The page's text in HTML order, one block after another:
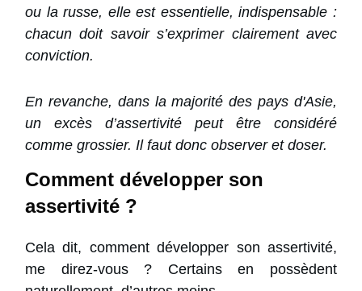
ou la russe, elle est essentielle, indispensable :
chacun doit savoir s’exprimer clairement avec
conviction.
En revanche, dans la majorité des pays d'Asie,
un excès d’assertivité peut être considéré
comme grossier. Il faut donc observer et doser.
Comment développer son
assertivité ?
Cela dit, comment développer son assertivité,
me direz-vous ? Certains en possèdent